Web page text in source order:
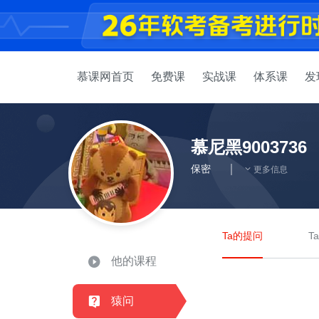
慕课网首页 免费课 实战课 体系课 发
慕尼黑9003736
保密 更多信息
他的课程
猿问
Ta的提问